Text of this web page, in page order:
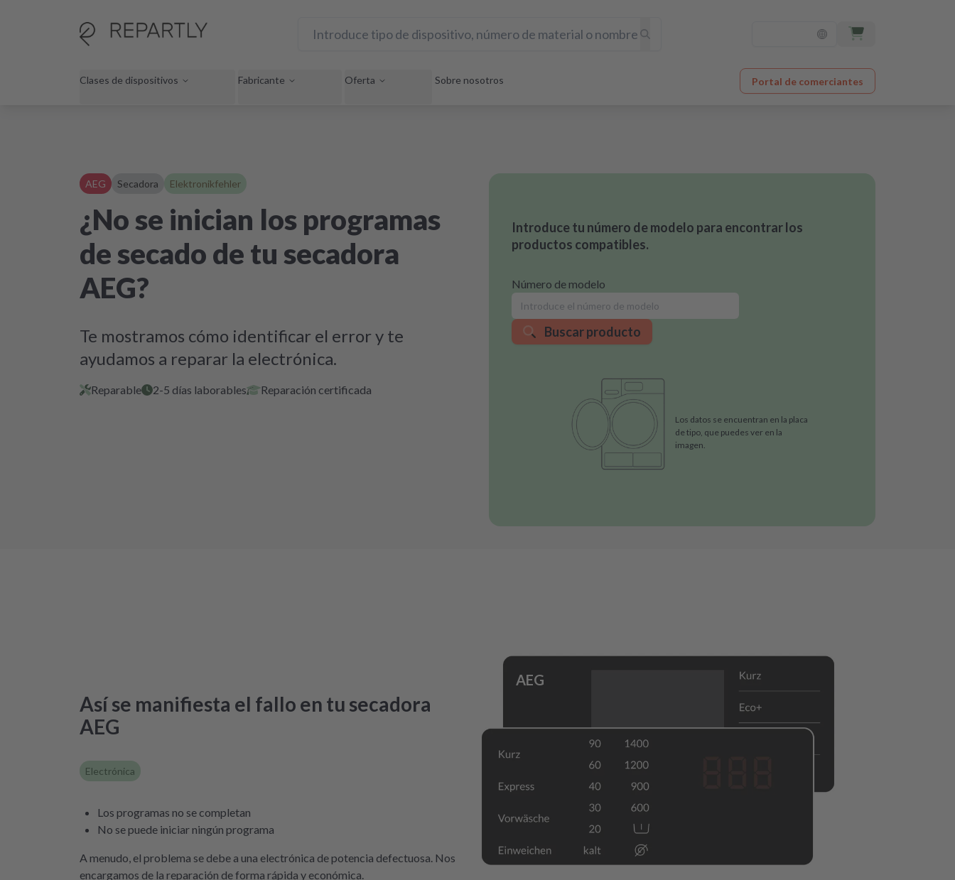
Clases de dispositivos Fabricante Oferta Sobre nosotros Portal de comerciantes
AEG Secadora Elektronikfehler
¿No se inician los programas
de secado de tu secadora
AEG?
Te mostramos cómo identificar el error y te
ayudamos a reparar la electrónica.
Reparable 2-5 días laborables Reparación certificada
Introduce tu número de modelo para encontrar los
productos compatibles.
Número de modelo
Buscar producto
Los datos se encuentran en la placa
de tipo, que puedes ver en la
imagen.
Así se manifiesta el fallo en tu secadora
AEG
Electrónica
Los programas no se completan
No se puede iniciar ningún programa
A menudo, el problema se debe a una electrónica de potencia defectuosa. Nos
encargamos de la reparación de forma rápida y económica.
AEG